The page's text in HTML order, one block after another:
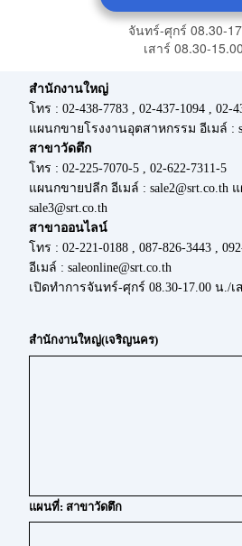
จันทร์-ศุกร์ 08.30-
เสาร์ 08.30-
สำนักงานใหญ่
โทร : 02-438-7783 , 02-437-1094 , 02-
แผนกขายโรงงานอุตสาหกรรม อีเมล์ :
สาขาวัดตึก
โทร : 02-225-7070-5 , 02-622-7311-5
แผนกขายปลีก อีเมล์ : sale2@srt.co.th
sale3@srt.co.th
สาขาออนไลน์
โทร : 02-221-0188 , 087-826-3443 ,
อีเมล์ : saleonline@srt.co.th
เปิดทำการจันทร์-ศุกร์ 08.30-17.00 น./เ
สำนักงานใหญ่(เจริญนคร)
แผนที่: สาขาวัดตึก